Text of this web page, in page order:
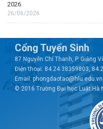
2026
26/06/2026
Cổng Tuyển Sinh
87 Nguyễn Chí Thanh, P. Giảng
Điện thoại: 84.24.38359803,
Email: phongdaotao@hlu.edu.vn
© 2016 Trường Đại học Luật Hà